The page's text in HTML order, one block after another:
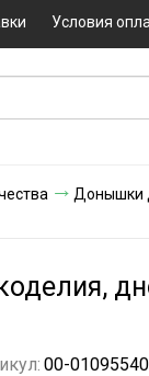
Условия
Донышки
00-01095540